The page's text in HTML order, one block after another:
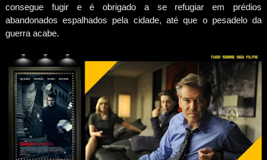
consegue fugir e é obrigado a se refugiar em prédios
abandonados espalhados pela cidade, até que o pesadelo da
guerra acabe.